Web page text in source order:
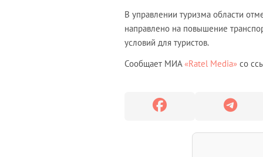
В управлении туризма области
направлено на повышение
условий для туристов.
Сообщает МИА«Ratel Media» со